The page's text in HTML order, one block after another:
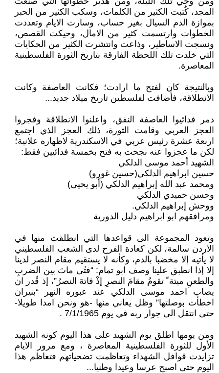
المجد، كُتبت الكثير من الكلمات، وسكب الكثير من الحبر
بموازة الدم السيال بغير حساب، وسارت الايام وتعددت
الخطوات وارتسمت كثير من الامال، وحيكت القصص،
ونسجت الاساطير، وذاعت وانتشرت الكثير من الحكايات
التي خلدت تلك اللحظة الفارقة بتاريخ الثورة الفلسطينية
المعاصرة.
وبالنتيجة كان لفتح ما ارادت؛ فكانت العاصفة وكانت
الانطلاقة، فأضافت لفلسطين تاريخ ميلاد جديد...
دمر فدائيوا العاصفة النفق، واعلنوا الانطلاقة وفجروا
العجز العربي وقامت الثورة، ذلك العجز الذي اجتمع
اربعة عشرة رئيس عربي في الاسكندرية لاظهاره علانية؛
لكن ما عجزوا عنه نجحت به فتح بخمسة فدائيين فقط:
الشهيد أحمد موسى الدلكي
حسين ابراهيم الدلكي(حسين غورو)
ومحمد عبد الله إبراهيم الدلكي (أبو يحيى)
وحسن حميدي الدلكي
ووحش إبراهيم الدلكي.
ومرافقهم ابو ابراهيم دليل الدورية
وتعود المجموعة الى قواعدها التي انطلقت منها في
الاردن سالمة، لكن كعادة الفرح لدى الشعب الفلسطيني
لا يأتيه إلا مخضبا بالدم، وكأنه لا يستقيم مقام النصر لدينا
إلا إذا انطبق علينا وصف ابو تمام: “فتًى ماتَ بين الضربِ
والطعنِ ميتة ً تقومُ مقامَ النصرِ إذْ فاتهَ النصرُ”، إذ قُدر ان
يصاب احمد موسى الدلكي عند عبوره النهر “بنيران
اخطأت بوصلتها” وظل يعاني منها -هو ونحن امدا طويلا-
حتى انتقل الى جوار ربه في يوم 7/1/1965 .
ومن يومها اطلق يوم الشهيد على هذا اليوم كونه الشهيد
الأول للثورة الفلسطينية المعاصرة ، ومع مرور الايام
تزايدت قوافل الشهداء وتعاظمت تضحياتهم فتعاظم هذا
اليوم حتى اصبح عرسا وعيدا وطنيا...